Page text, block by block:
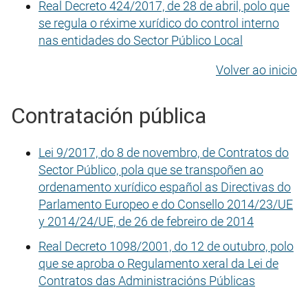
Real Decreto 424/2017, de 28 de abril, polo que
se regula o réxime xurídico do control interno
nas entidades do Sector Público Local
Volver ao inicio
Contratación pública
Lei 9/2017, do 8 de novembro, de Contratos do
Sector Público, pola que se transpoñen ao
ordenamento xurídico español as Directivas do
Parlamento Europeo e do Consello 2014/23/UE
y 2014/24/UE, de 26 de febreiro de 2014
Real Decreto 1098/2001, do 12 de outubro, polo
que se aproba o Regulamento xeral da Lei de
Contratos das Administracións Públicas